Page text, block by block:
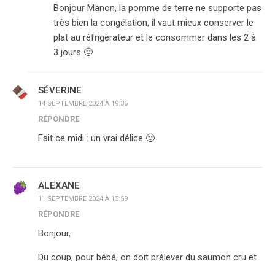
Bonjour Manon, la pomme de terre ne supporte pas
très bien la congélation, il vaut mieux conserver le
plat au réfrigérateur et le consommer dans les 2 à
3 jours 🙂
SÉVERINE
14 SEPTEMBRE 2024 À 19:36
RÉPONDRE
Fait ce midi : un vrai délice 🙂
ALEXANE
11 SEPTEMBRE 2024 À 15:59
RÉPONDRE
Bonjour,
Du coup, pour bébé, on doit prélever du saumon cru et